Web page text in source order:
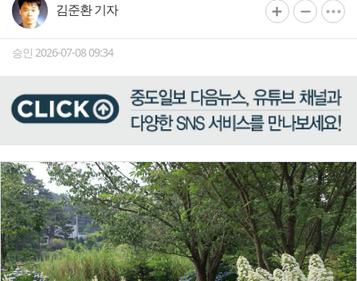
김준환 기자
승인 2026-07-08 09:34